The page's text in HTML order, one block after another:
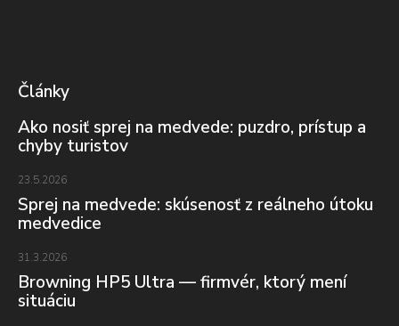
Články
Ako nosiť sprej na medvede: puzdro, prístup a
chyby turistov
23.5.2026
Sprej na medvede: skúsenosť z reálneho útoku
medvedice
31.3.2026
Browning HP5 Ultra — firmvér, ktorý mení
situáciu